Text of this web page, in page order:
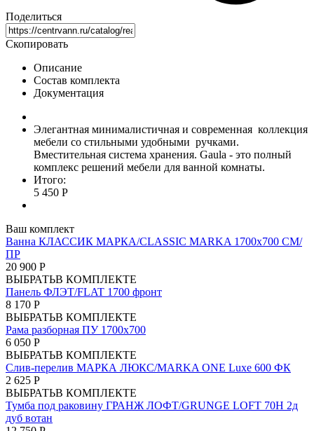
Поделиться
Скопировать
Описание
Состав комплекта
Документация
Элегантная минималистичная и современная коллекция
мебели со стильными удобными ручками.
Вместительная система хранения. Gaula - это полный
комплекс решений мебели для ванной комнаты.
Итого:
5 450 Р
Ваш комплект
Ванна КЛАССИК МАРКА/CLASSIC MARKA 1700х700 СМ/
ПР
20 900 Р
ВЫБРАТЬВ КОМПЛЕКТЕ
Панель ФЛЭТ/FLAT 1700 фронт
8 170 Р
ВЫБРАТЬВ КОМПЛЕКТЕ
Рама разборная ПУ 1700х700
6 050 Р
ВЫБРАТЬВ КОМПЛЕКТЕ
Слив-перелив МАРКА ЛЮКС/MARKA ONE Luxe 600 ФК
2 625 Р
ВЫБРАТЬВ КОМПЛЕКТЕ
Тумба под раковину ГРАНЖ ЛОФТ/GRUNGE LOFT 70Н 2д
дуб вотан